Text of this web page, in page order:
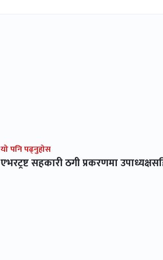
यो पनि पढ्नुहोस
एभरट्रष्ट सहकारी ठगी प्रकरणमा